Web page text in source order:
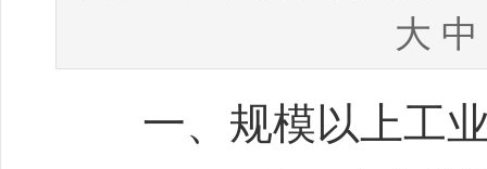
大 中
一、规模以上工业